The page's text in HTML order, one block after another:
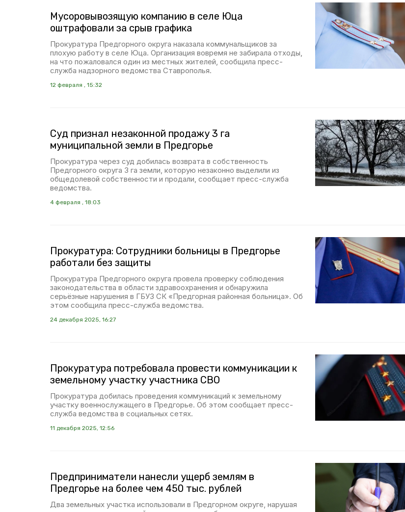
Мусоровывозящую компанию в селе Юца
оштрафовали за срыв графика
Прокуратура Предгорного округа наказала коммунальщиков за
плохую работу в селе Юца. Организация вовремя не забирала отходы,
на что пожаловался один из местных жителей, сообщила пресс-
служба надзорного ведомства Ставрополья.
12 февраля , 15:32
Суд признал незаконной продажу 3 га
муниципальной земли в Предгорье
Прокуратура через суд добилась возврата в собственность
Предгорного округа 3 га земли, которую незаконно выделили из
общедолевой собственности и продали, сообщает пресс-служба
ведомства.
4 февраля , 18:03
Прокуратура: Сотрудники больницы в Предгорье
работали без защиты
Прокуратура Предгорного округа провела проверку соблюдения
законодательства в области здравоохранения и обнаружила
серьёзные нарушения в ГБУЗ СК «Предгорная районная больница». Об
этом сообщила пресс-служба ведомства.
24 декабря 2025, 16:27
Прокуратура потребовала провести коммуникации к
земельному участку участника СВО
Прокуратура добилась проведения коммуникаций к земельному
участку военнослужащего в Предгорье. Об этом сообщает пресс-
служба ведомства в социальных сетях.
11 декабря 2025, 12:56
Предприниматели нанесли ущерб землям в
Предгорье на более чем 450 тыс. рублей
Два земельных участка использовали в Предгорном округе, нарушая